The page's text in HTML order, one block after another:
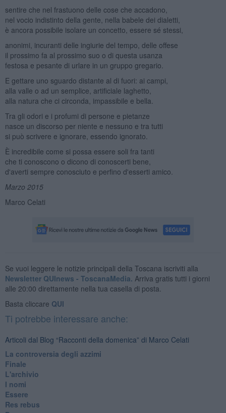
sentire che nel frastuono delle cose che accadono,
nel vocio indistinto della gente, nella babele dei dialetti,
è ancora possibile isolare un concetto, essere sé stessi,
anonimi, incuranti delle ingiurie del tempo, delle offese
il prossimo fa al prossimo suo o di questa usanza
festosa e pesante di urlare in un gruppo gregario.
E gettare uno sguardo distante al di fuori: ai campi,
alla valle o ad un semplice, artificiale laghetto,
alla natura che ci circonda, impassibile e bella.
Tra gli odori e i profumi di persone e pietanze
nasce un discorso per niente e nessuno e tra tutti
si può scrivere e ignorare, essendo ignorato.
È incredibile come si possa essere soli fra tanti
che ti conoscono o dicono di conoscerti bene,
d'averti sempre conosciuto e perfino d'esserti amico.
Marzo 2015
Marco Celati
Se vuoi leggere le notizie principali della Toscana iscriviti alla
Newsletter QUInews - ToscanaMedia. Arriva gratis tutti i giorni
alle 20:00 direttamente nella tua casella di posta.
Basta cliccare QUI
Ti potrebbe interessare anche:
Articoli dal Blog “Racconti della domenica” di Marco Celati
La controversia degli azzimi
Finale
L'archivio
I nomi
Essere
Res rebus